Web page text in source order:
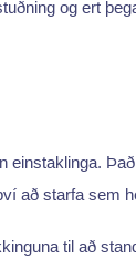
og ert
einstaklinga.
að starfa sem
til að